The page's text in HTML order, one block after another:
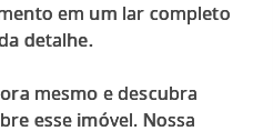
em um lar completo
detalhe.
mesmo e descubra
esse imóvel. Nossa